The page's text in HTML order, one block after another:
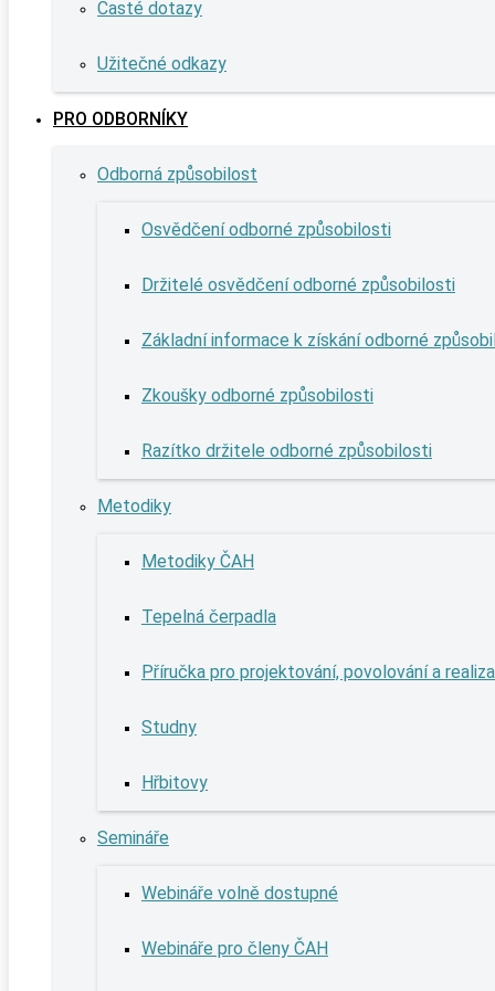
Časté dotazy
Užitečné odkazy
PRO ODBORNÍKY
Odborná způsobilost
Osvědčení odborné způsobilosti
Držitelé osvědčení odborné způsobilosti
Základní informace k získání odborné
Zkoušky odborné způsobilosti
Razítko držitele odborné způsobilosti
Metodiky
Metodiky ČAH
Tepelná čerpadla
Příručka pro projektování, povolování a
Studny
Hřbitovy
Semináře
Webináře volně dostupné
Webináře pro členy ČAH